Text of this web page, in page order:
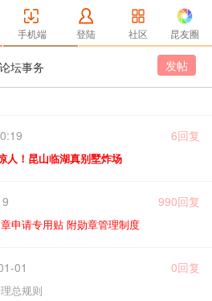
手机端 登陆 社区 昆友圈
论坛事务 发帖
6回复
人！昆山临湖真别墅炸场
990回复
申请专用贴 附勋章管理制度
01 0回复
总规则